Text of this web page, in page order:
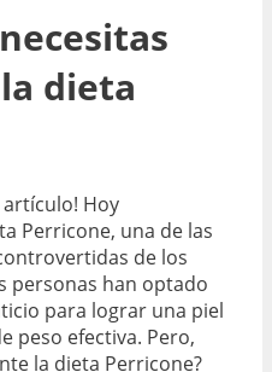
dieta
artículo! Hoy
Perricone, una de las
de los
personas han optado
para lograr una piel
peso efectiva. Pero,
la dieta Perricone?